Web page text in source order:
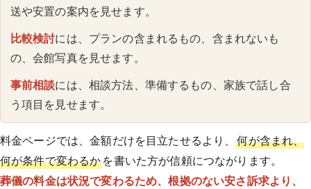
送や安置の案内を見せます。
比較検討には、プランの含まれるもの、含まれないも
の、会館写真を見せます。
事前相談には、相談方法、準備するもの、家族で話し合
う項目を見せます。
料金ページでは、金額だけを目立たせるより、何が含まれ、
何が条件で変わるかを書いた方が信頼につながります。
葬儀の料金は状況で変わるため、根拠のない安さ訴求より、